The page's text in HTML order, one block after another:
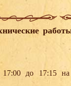
до 17:15 на